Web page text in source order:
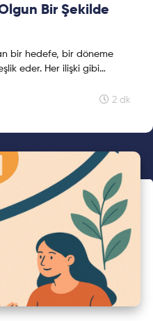
Bir Şekilde
bir hedefe, bir döneme
eder. Her ilişki gibi
2 dk